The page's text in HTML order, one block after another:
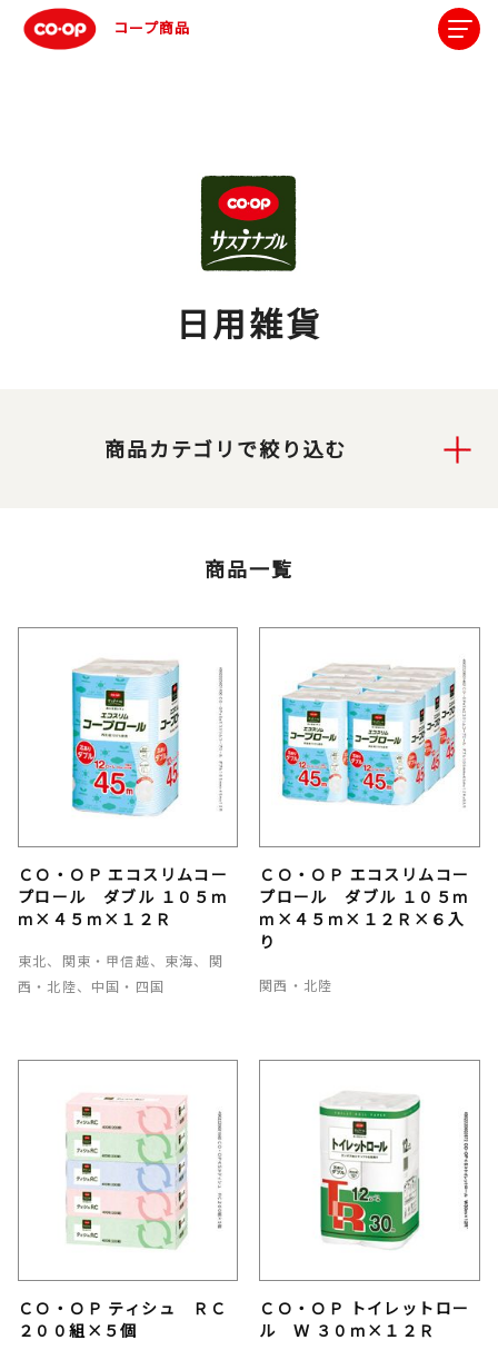
コープ商品
日用雑貨
商品カテゴリで絞り込む
商品一覧
ＣＯ・ＯＰ エコスリムコー
プロール ダブル １０５ｍ
ｍ×４５ｍ×１２Ｒ
東北、関東・甲信越、東海、関
西・北陸、中国・四国
ＣＯ・ＯＰ エコスリムコー
プロール ダブル １０５ｍ
ｍ×４５ｍ×１２Ｒ×６入
り
関西・北陸
ＣＯ・ＯＰ ティシュ ＲＣ
２００組×５個
ＣＯ・ＯＰ トイレットロー
ル Ｗ ３０ｍ×１２Ｒ